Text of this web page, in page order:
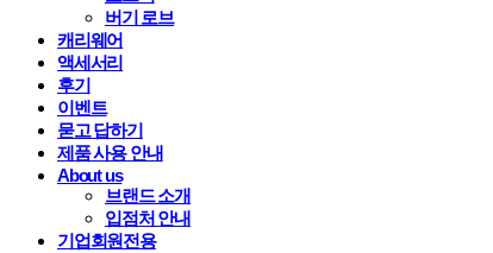
버기 로브
캐리웨어
액세서리
후기
이벤트
묻고 답하기
제품 사용 안내
About us
브랜드 소개
입점처 안내
기업회원전용